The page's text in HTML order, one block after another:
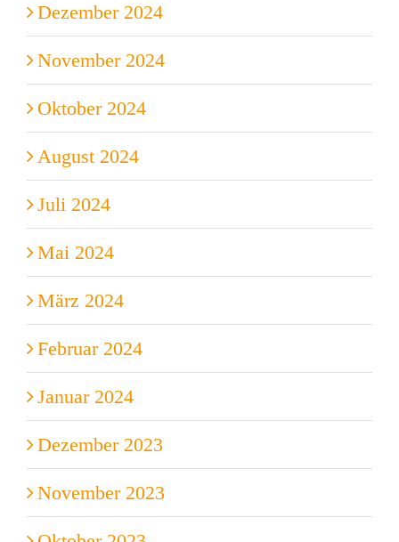
Dezember 2024
November 2024
Oktober 2024
August 2024
Juli 2024
Mai 2024
März 2024
Februar 2024
Januar 2024
Dezember 2023
November 2023